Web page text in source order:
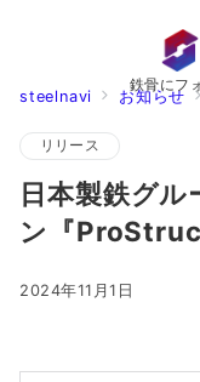
鉄骨にフ
steelnavi お知らせ
リリース
日本製鉄グル
ン『
2024年11月1日